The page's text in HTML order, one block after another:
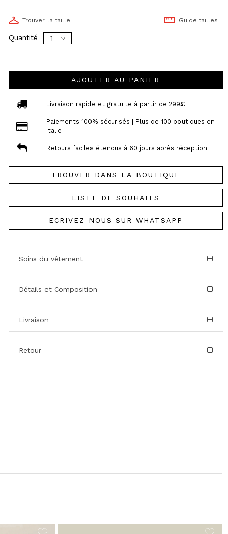
Trouver la taille Guide tailles
Quantité
AJOUTER AU PANIER
Livraison rapide et gratuite à partir de 299£
Paiements 100% sécurisés | Plus de 100 boutiques en
Italie
Retours faciles étendus à 60 jours après réception
TROUVER DANS LA BOUTIQUE
LISTE DE SOUHAITS
ECRIVEZ-NOUS SUR WHATSAPP
Soins du vêtement
Détails et Composition
Livraison
Retour